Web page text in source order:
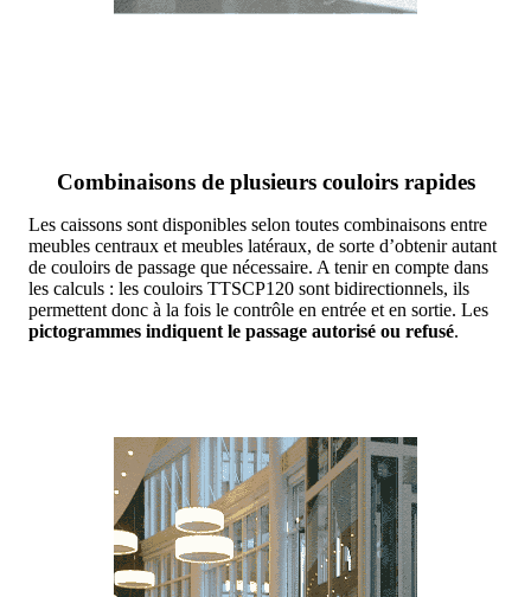
Combinaisons de plusieurs couloirs rapides
Les caissons sont disponibles selon toutes combinaisons entre
meubles centraux et meubles latéraux, de sorte d’obtenir autant
de couloirs de passage que nécessaire. A tenir en compte dans
les calculs : les couloirs TTSCP120 sont bidirectionnels, ils
permettent donc à la fois le contrôle en entrée et en sortie. Les
pictogrammes indiquent le passage autorisé ou refusé.